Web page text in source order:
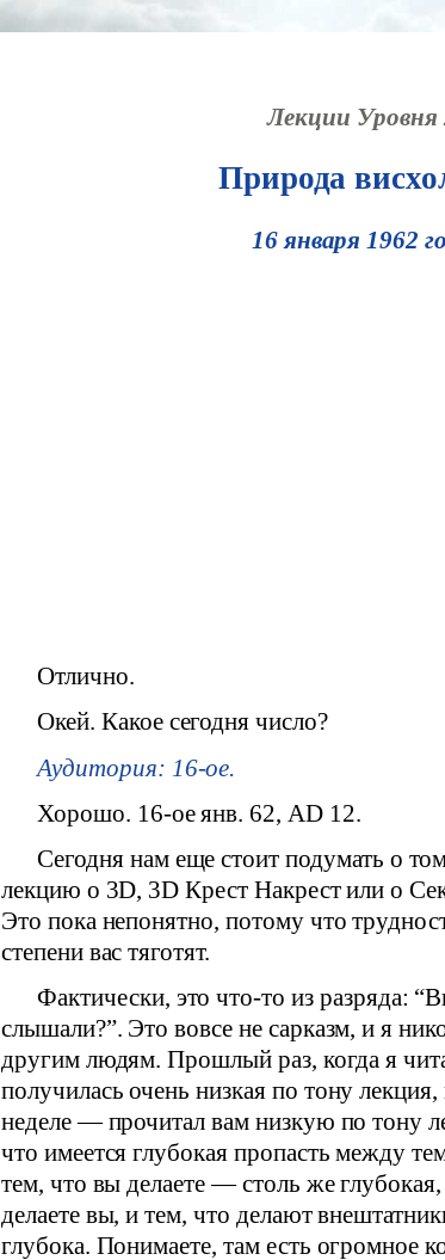
Лекции Уровня
Природа
16 января 1962
Отлично.
Окей. Какое сегодня число?
Аудитория: 16-ое.
Хорошо. 16-ое янв. 62, AD 12.
Сегодня нам еще стоит подумать о
лекцию о 3D, 3D Крест Накрест или о
Это пока непонятно, потому что
степени вас тяготят.
Фактически, это что-то из разряда:
слышали?”. Это вовсе не сарказм, и я
другим людям. Прошлый раз, когда я
получилась очень низкая по тону
неделе — прочитал вам низкую по тону
что имеется глубокая пропасть между
тем, что вы делаете — столь же
делаете вы, и тем, что делают
глубока. Понимаете, там есть огромное